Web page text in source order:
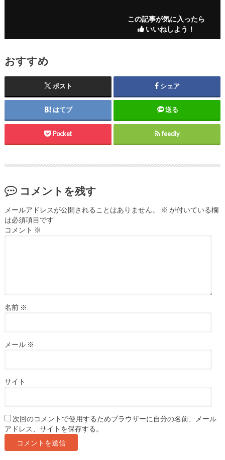
この記事が気に入ったら
いいねしよう！
おすすめ
ポスト シェア
はてブ 送る
Pocket feedly
コメントを残す
メールアドレスが公開されることはありません。 ※ が付いている欄
は必須項目です
コメント ※
名前 ※
メール ※
サイト
次回のコメントで使用するためブラウザーに自分の名前、メール
アドレス、サイトを保存する。